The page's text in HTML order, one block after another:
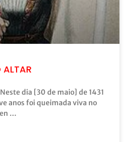
ALTAR
dia [30 de maio] de 1431
anos foi queimada viva no
…